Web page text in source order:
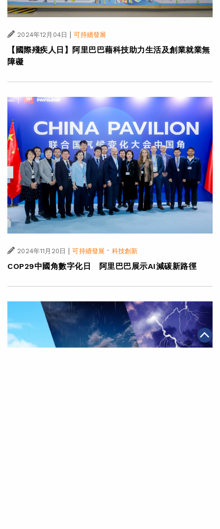
2024年12月04日 | 可持續發展
【國際殘疾人日】阿里巴巴藉科技助力生活及創業就業無
障礙
2024年11月20日 | 可持續發展 · 科技創新
COP29中國角數字化日 阿里巴巴展示AI減碳新路徑